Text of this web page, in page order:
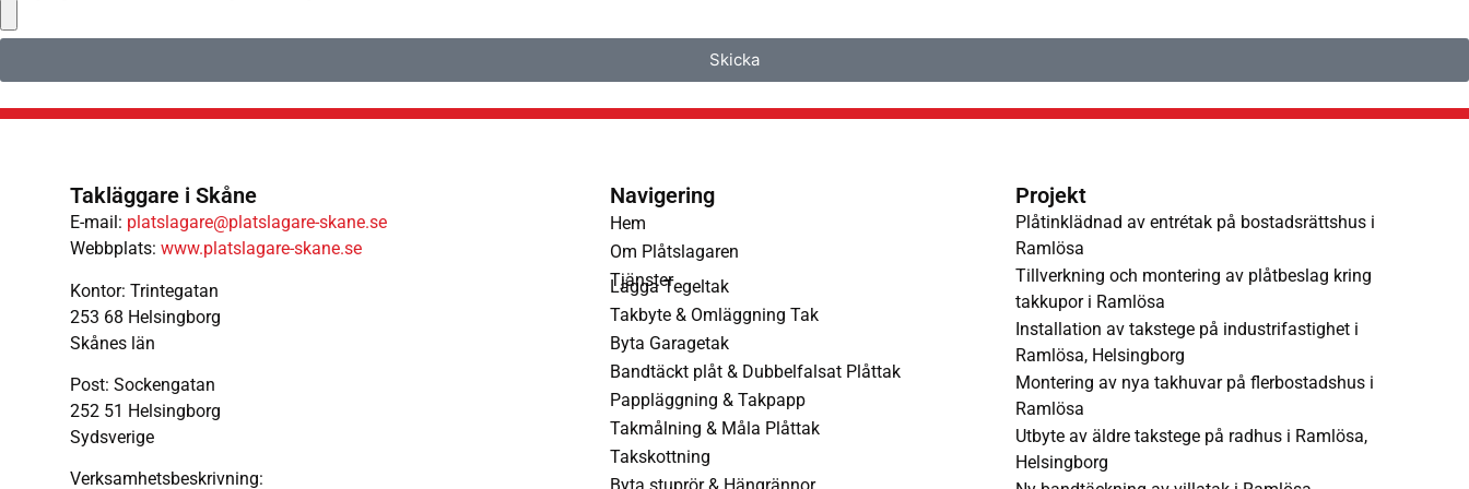
Skicka
Takläggare i Skåne
E-mail: platslagare@platslagare-skane.se
Webbplats: www.platslagare-skane.se
Kontor: Trintegatan
253 68 Helsingborg
Skånes län
Post: Sockengatan
252 51 Helsingborg
Sydsverige
Verksamhetsbeskrivning:
Navigering
Hem
Om Plåtslagaren
Tjänster
Lägga Tegeltak
Takbyte & Omläggning Tak
Byta Garagetak
Bandtäckt plåt & Dubbelfalsat Plåttak
Pappläggning & Takpapp
Takmålning & Måla Plåttak
Takskottning
Projekt
Plåtinklädnad av entrétak på bostadsrättshus i
Ramlösa
Tillverkning och montering av plåtbeslag kring
takkupor i Ramlösa
Installation av takstege på industrifastighet i
Ramlösa, Helsingborg
Montering av nya takhuvar på flerbostadshus i
Ramlösa
Utbyte av äldre takstege på radhus i Ramlösa,
Helsingborg